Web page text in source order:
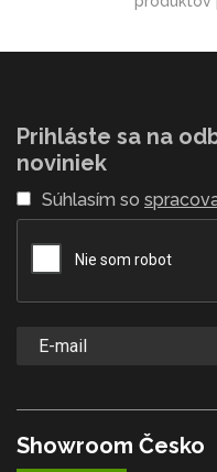
Prihláste sa na
noviniek
Súhlasím so
Showroom Česko